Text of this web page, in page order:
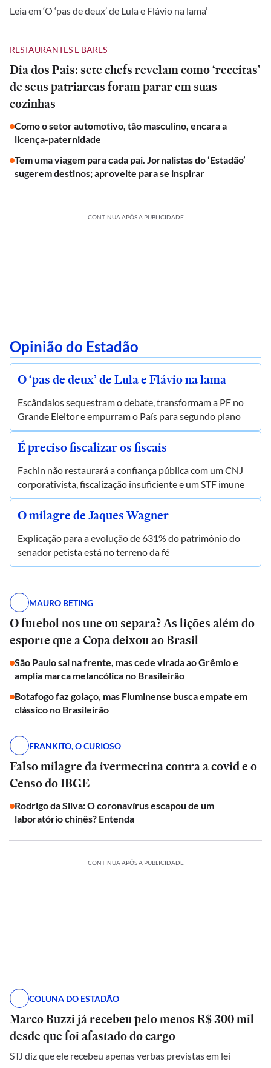
Leia em ‘O ‘pas de deux’ de Lula e Flávio na lama’
RESTAURANTES E BARES
Dia dos Pais: sete chefs revelam como ‘receitas’
de seus patriarcas foram parar em suas
cozinhas
Como o setor automotivo, tão masculino, encara a
licença-paternidade
Tem uma viagem para cada pai. Jornalistas do ‘Estadão’
sugerem destinos; aproveite para se inspirar
CONTINUA APÓS A PUBLICIDADE
Opinião do Estadão
O ‘pas de deux’ de Lula e Flávio na lama
Escândalos sequestram o debate, transformam a PF no
Grande Eleitor e empurram o País para segundo plano
É preciso fiscalizar os fiscais
Fachin não restaurará a confiança pública com um CNJ
corporativista, fiscalização insuficiente e um STF imune
O milagre de Jaques Wagner
Explicação para a evolução de 631% do patrimônio do
senador petista está no terreno da fé
MAURO BETING
O futebol nos une ou separa? As lições além do
esporte que a Copa deixou ao Brasil
São Paulo sai na frente, mas cede virada ao Grêmio e
amplia marca melancólica no Brasileirão
Botafogo faz golaço, mas Fluminense busca empate em
clássico no Brasileirão
FRANKITO, O CURIOSO
Falso milagre da ivermectina contra a covid e o
Censo do IBGE
Rodrigo da Silva: O coronavírus escapou de um
laboratório chinês? Entenda
CONTINUA APÓS A PUBLICIDADE
COLUNA DO ESTADÃO
Marco Buzzi já recebeu pelo menos R$ 300 mil
desde que foi afastado do cargo
STJ diz que ele recebeu apenas verbas previstas em lei